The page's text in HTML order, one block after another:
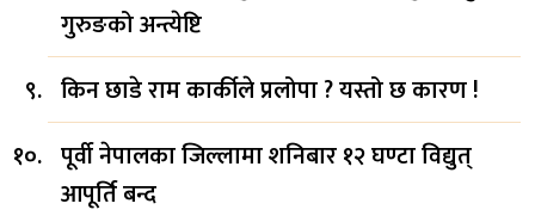
गुरुङको अन्त्येष्टि
किन छाडे राम कार्कीले प्रलोपा ? यस्तो छ कारण !
पूर्वी नेपालका जिल्लामा शनिबार १२ घण्टा विद्युत्
आपूर्ति बन्द